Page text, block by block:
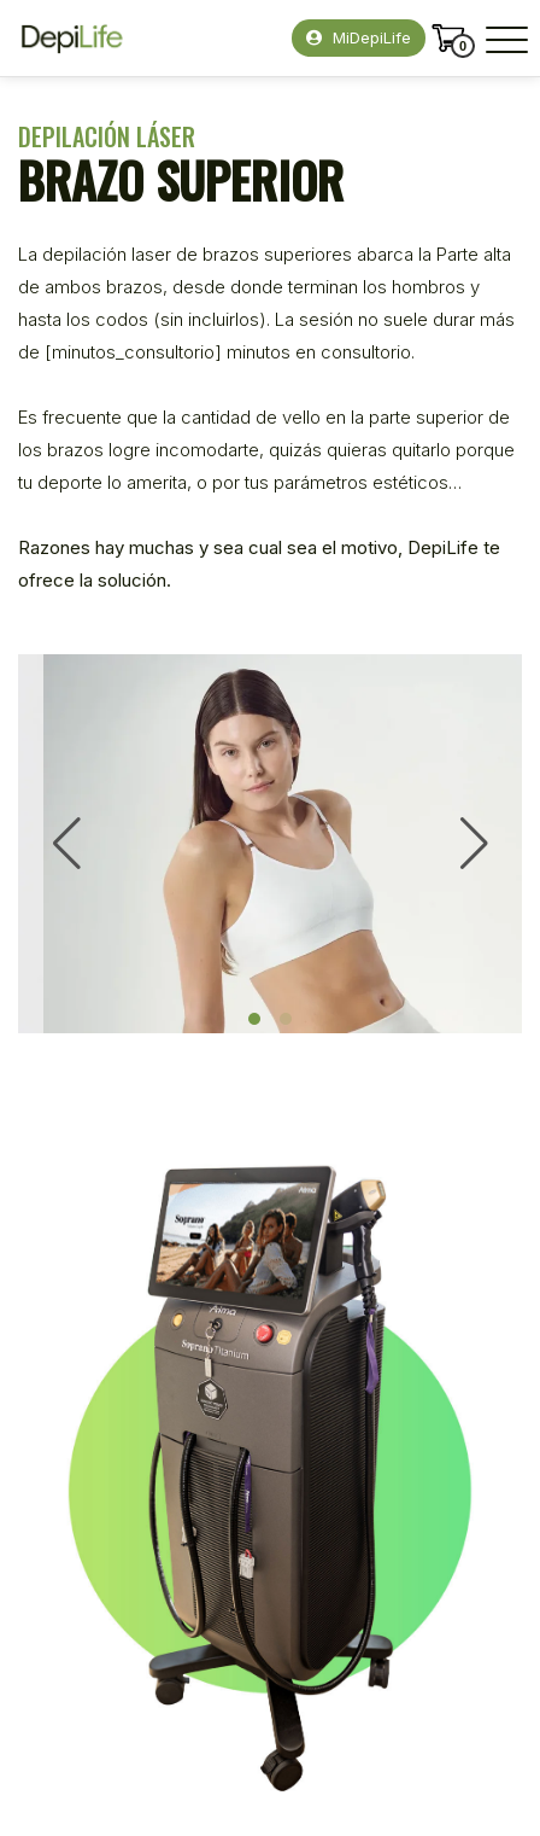
MiDepiLife 0
DEPILACIÓN LÁSER
BRAZO SUPERIOR
La depilación laser de brazos superiores abarca la Parte alta
de ambos brazos, desde donde terminan los hombros y
hasta los codos (sin incluirlos). La sesión no suele durar más
de [minutos_consultorio] minutos en consultorio.
Es frecuente que la cantidad de vello en la parte superior de
los brazos logre incomodarte, quizás quieras quitarlo porque
tu deporte lo amerita, o por tus parámetros estéticos…
Razones hay muchas y sea cual sea el motivo, DepiLife te
ofrece la solución.